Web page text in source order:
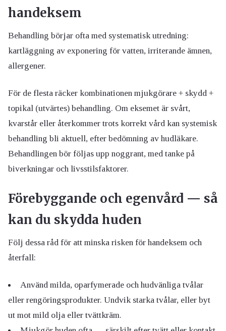
handeksem
Behandling börjar ofta med systematisk utredning:
kartläggning av exponering för vatten, irriterande ämnen,
allergener.
För de flesta räcker kombinationen mjukgörare + skydd +
topikal (utvärtes) behandling. Om eksemet är svårt,
kvarstår eller återkommer trots korrekt vård kan systemisk
behandling bli aktuell, efter bedömning av hudläkare.
Behandlingen bör följas upp noggrant, med tanke på
biverkningar och livsstilsfaktorer.
Förebyggande och egenvård — så
kan du skydda huden
Följ dessa råd för att minska risken för handeksem och
återfall:
Använd milda, oparfymerade och hudvänliga tvålar
eller rengöringsprodukter. Undvik starka tvålar, eller byt
ut mot mild olja eller tvättkräm.